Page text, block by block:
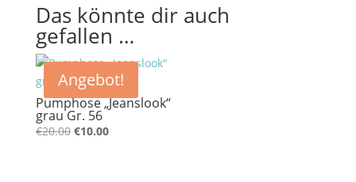
Das könnte dir auch
gefallen …
Angebot!
Pumphose „Jeanslook“
grau Gr. 56
€20.00 Ursprünglicher
€10.00Aktueller